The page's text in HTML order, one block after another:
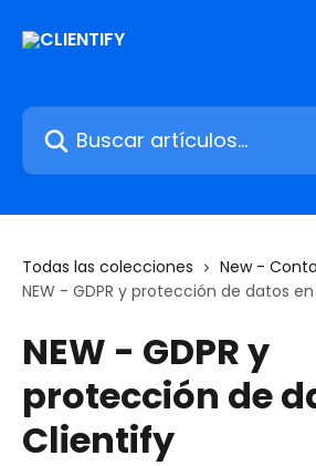
Buscar artículos...
Todas las colecciones
New -
NEW - GDPR y protección de datos
NEW - GDPR y
protección de
Clientify